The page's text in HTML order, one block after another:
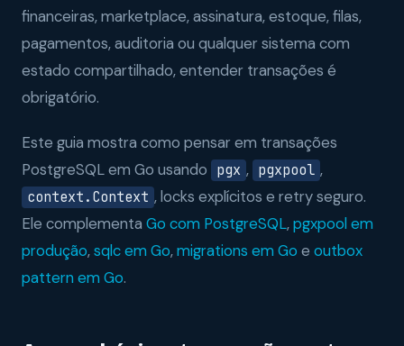
financeiras, marketplace, assinatura, estoque, filas,
pagamentos, auditoria ou qualquer sistema com
estado compartilhado, entender transações é
obrigatório.
Este guia mostra como pensar em transações
PostgreSQL em Go usando pgx , pgxpool ,
context.Context , locks explícitos e retry seguro.
Ele complementa Go com PostgreSQL,pgxpool em
produção,sqlc em Go,migrations em Go e outbox
pattern em Go.